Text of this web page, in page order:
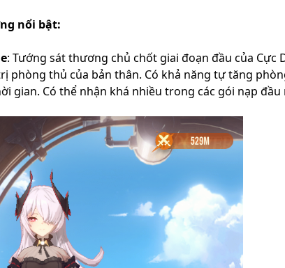
nổi bật:
: Tướng sát thương chủ chốt giai đoạn đầu của Cực
phòng thủ của bản thân. Có khả năng tự tăng
gian. Có thể nhận khá nhiều trong các gói nạp